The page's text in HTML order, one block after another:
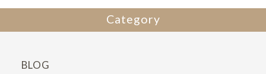
Category
BLOG